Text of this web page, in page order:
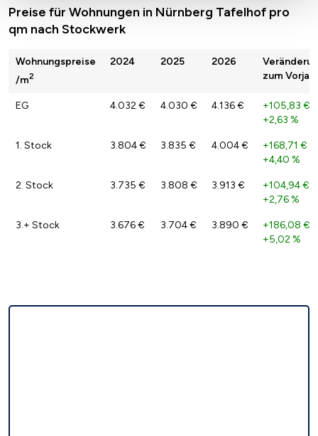
Preise für Wohnungen in Nürnberg Tafelhof pro
qm nach Stockwerk
Wohnungspreise
/m2
2024 2025 2026
zum Vorjahr
EG 4.032 € 4.030 € 4.136 € +105,83 €
+2,63 %
1. Stock 3.804 € 3.835 € 4.004 € +168,71 €
+4,40 %
2. Stock 3.735 € 3.808 € 3.913 € +104,94 €
+2,76 %
3.+ Stock 3.676 € 3.704 € 3.890 € +186,08 €
+5,02 %